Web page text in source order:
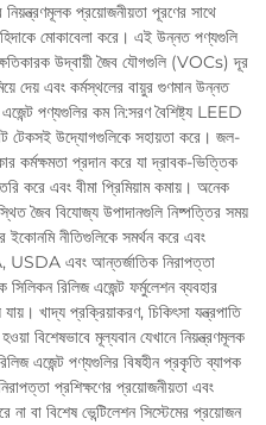
প্রয়োজনীয়তা পূরণের সাথে
মোকাবেলা করে। এই উন্নত পণ্যগুলি
উদ্বায়ী জৈব যৌগগুলি (VOCs) দূর
দেয় এবং কর্মস্থলের বায়ুর গুণমান উন্নত
পণ্যগুলির কম নি:সরণ বৈশিষ্ট্য LEED
টেকসই উদ্যোগগুলিকে সহায়তা করে। জল-
কর্মক্ষমতা প্রদান করে যা দ্রাবক-ভিত্তিক
করে এবং বীমা প্রিমিয়াম কমায়। অনেক
জৈব বিযোজ্য উপাদানগুলি নিষ্পত্তির সময়
ইকোনমি নীতিগুলিকে সমর্থন করে এবং
USDA এবং আন্তর্জাতিক নিরাপত্তা
রিলিজ এজেন্ট ফর্মুলেশন ব্যবহার
খাদ্য প্রক্রিয়াকরণ, চিকিৎসা যন্ত্রপাতি
বিশেষভাবে মূল্যবান যেখানে নিয়ন্ত্রণমূলক
এজেন্ট পণ্যগুলির বিষহীন প্রকৃতি ব্যাপক
প্রশিক্ষণের প্রয়োজনীয়তা এবং
না বা বিশেষ ভেন্টিলেশন সিস্টেমের প্রয়োজন